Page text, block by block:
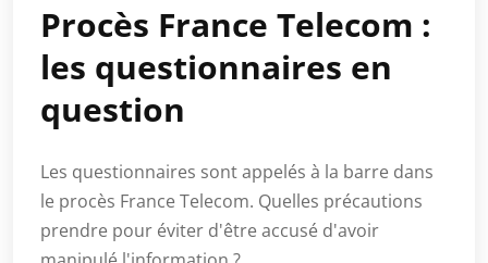
Procès France Telecom :
les questionnaires en
question
Les questionnaires sont appelés à la barre dans
le procès France Telecom. Quelles précautions
prendre pour éviter d'être accusé d'avoir